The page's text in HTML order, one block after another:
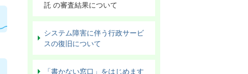
託 の審査結果について
システム障害に伴う行政サービ
スの復旧について
「書かない窓口」をはじめます